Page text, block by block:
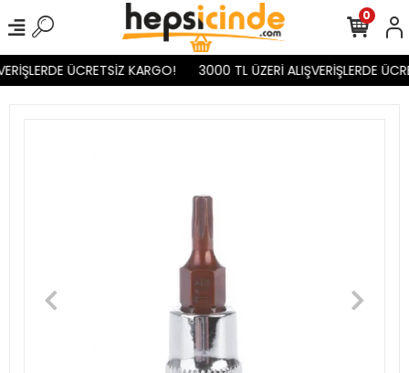
ÜCRETSİZ KARGO! 3000 TL ÜZERİ ALIŞVERİŞLERDE
0